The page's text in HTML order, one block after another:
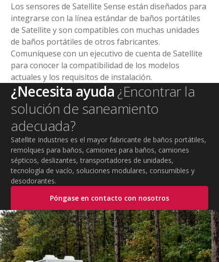
Los sensores de Satellite Sense están diseñados para
integrarse con la línea estándar de baños portátiles
de Satellite y son compatibles con muchas unidades
de baños portátiles de otros fabricantes.
Comuníquese con un ejecutivo de cuenta de Satellite
para conocer la compatibilidad de los modelos
actuales y los requisitos de instalación.
¿Necesita ayuda¿Encontrar la
solución de saneamiento
adecuada?
Satellite Industries es el mayor fabricante de baños portátiles,
remolques para baños, camiones para baños, camiones
sépticos, deslizantes, transportadores de unidades,
tecnología de vacío, soluciones modulares, consumibles y
desodorantes.
Póngase en contacto con nosotros